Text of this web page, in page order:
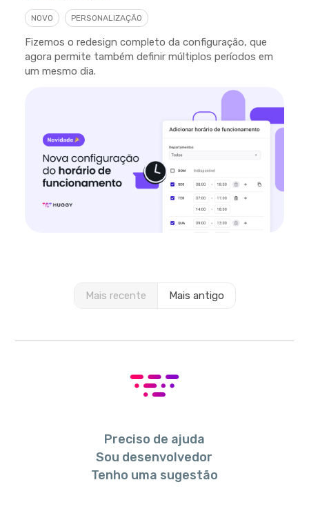
NOVO PERSONALIZAÇÃO
Fizemos o redesign completo da configuração, que
agora permite também definir múltiplos períodos em
um mesmo dia.
Mais recente Mais antigo
Preciso de ajuda
Sou desenvolvedor
Tenho uma sugestão